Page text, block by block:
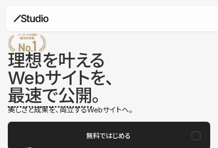
理想を叶える
Webサイトを、
最速で公開。
美しさと成果を、両立するWebサイトへ。
無料ではじめる